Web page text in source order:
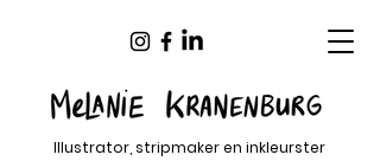
Illustrator, stripmaker en inkleurster